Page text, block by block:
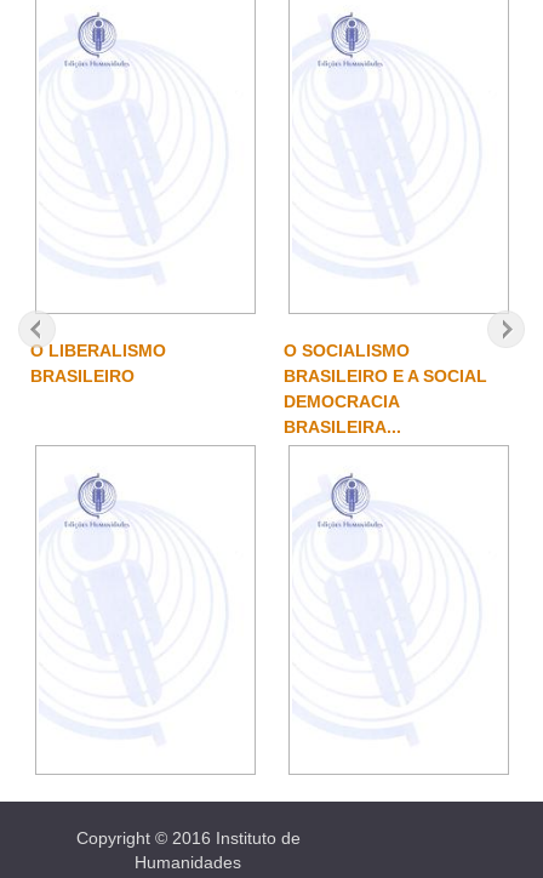
O LIBERALISMO
BRASILEIRO
O SOCIALISMO
BRASILEIRO E A SOCIAL
DEMOCRACIA
BRASILEIRA...
Copyright © 2016 Instituto de
Humanidades